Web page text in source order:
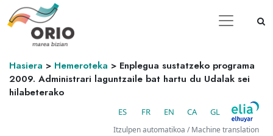
Hasiera > Hemeroteka > Enplegua sustatzeko programa
2009. Administrari laguntzaile bat hartu du Udalak sei
hilabeterako
ES FR EN CA GL
Itzulpen automatikoa / Machine translation